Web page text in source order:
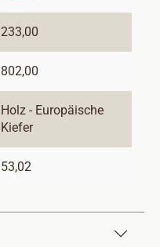
233,00
802,00
Holz - Europäische
Kiefer
53,02